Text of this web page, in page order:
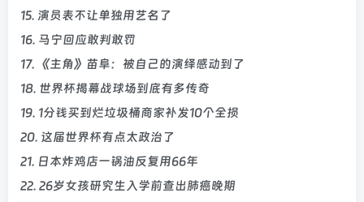
15. 演员表不让单独用艺名了
16. 马宁回应敢判敢罚
17. 《主角》苗阜：被自己的演绎感动到了
18. 世界杯揭幕战球场到底有多传奇
19. 1分钱买到烂垃圾桶商家补发10个全损
20. 这届世界杯有点太政治了
21. 日本炸鸡店一锅油反复用66年
22. 26岁女孩研究生入学前查出肺癌晚期